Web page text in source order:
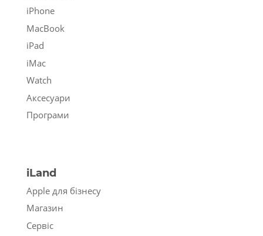
iPhone
MacBook
iPad
iMac
Watch
Аксесуари
Програми
iLand
Apple для бізнесу
Магазин
Сервіс